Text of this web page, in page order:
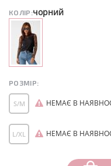
КОЛІР:чорний
РОЗМІР:
S/M НЕМАЄ В
L/XL НЕМАЄ В